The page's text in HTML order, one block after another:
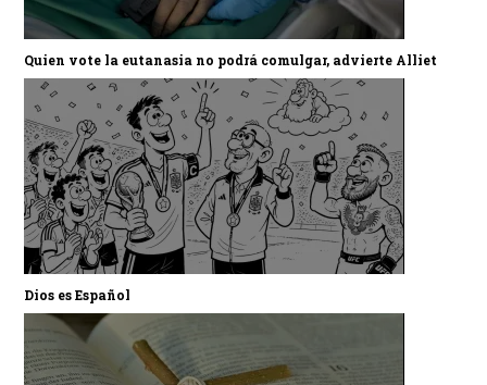
Quien vote la eutanasia no podrá comulgar, advierte Alliet
Dios es Español